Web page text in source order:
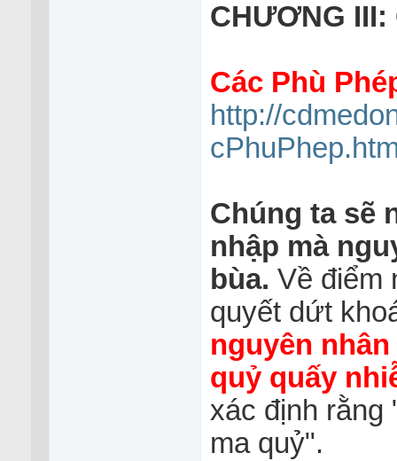
CHƯƠNG
Các Phù
http://
Chúng ta sẽ
nhập mà
bùa. Về điểm
quyết dứt
nguyên
quỷ quấy
xác định rằng
ma quỷ".